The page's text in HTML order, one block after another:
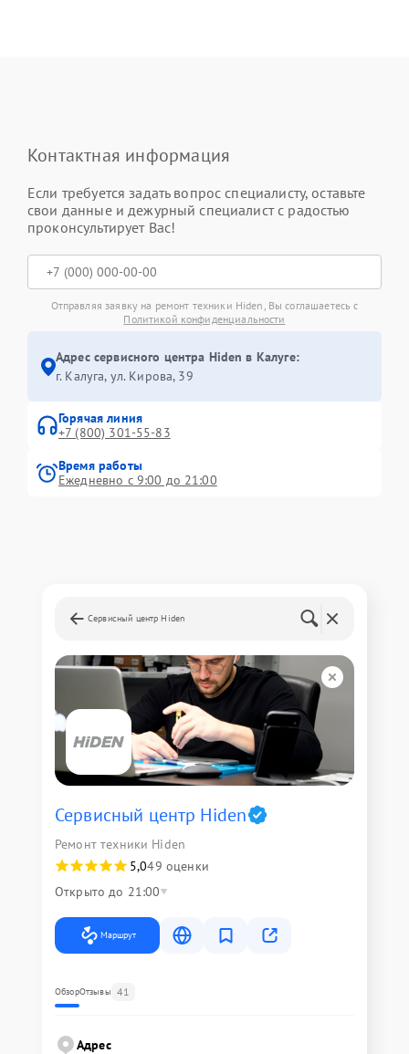
Контактная информация
Если требуется задать вопрос специалисту, оставьте
свои данные и дежурный специалист с радостью
проконсультирует Вас!
Отправляя заявку на ремонт техники Hiden, Вы соглашаетесь с
Политикой конфиденциальности
Адрес сервисного центра Hiden в Калуге:
г. Калуга, ул. Кирова, 39
Горячая линия
+7 (800) 301-55-83
Время работы
Ежедневно с 9:00 до 21:00
Сервисный центр Hiden
Сервисный центр Hiden
Ремонт техники Hiden
5,049 оценки
Открыто до 21:00
Маршрут
ОбзорОтзывы 41
Адрес